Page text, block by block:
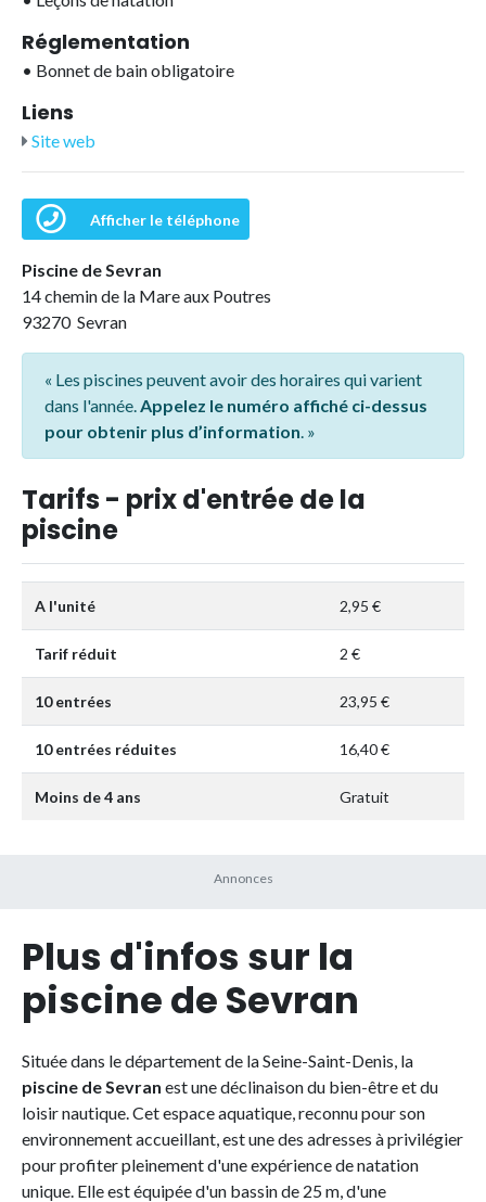
Réglementation
• Bonnet de bain obligatoire
Liens
Site web
Afficher le téléphone
Piscine de Sevran
14 chemin de la Mare aux Poutres
93270 Sevran
« Les piscines peuvent avoir des horaires qui varient
dans l'année.Appelez le numéro affiché ci-dessus
pour obtenir plus d’information. »
Tarifs - prix d'entrée de la
piscine
A l'unité 2,95 €
Tarif réduit 2 €
10 entrées 23,95 €
10 entrées réduites 16,40 €
Moins de 4 ans Gratuit
Plus d'infos sur la
piscine de Sevran
Située dans le département de la Seine-Saint-Denis, la
piscine de Sevran est une déclinaison du bien-être et du
loisir nautique. Cet espace aquatique, reconnu pour son
environnement accueillant, est une des adresses à privilégier
pour profiter pleinement d'une expérience de natation
unique. Elle est équipée d'un bassin de 25 m, d'une